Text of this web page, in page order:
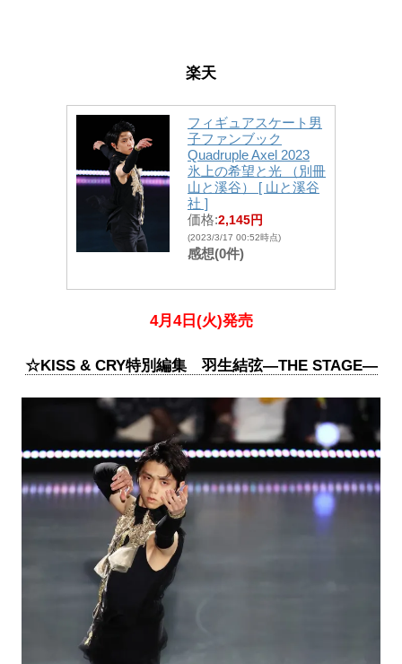
楽天
フィギュアスケート男
子ファンブック
Quadruple Axel 2023
氷上の希望と光 （別冊
山と溪谷） [ 山と溪谷
社 ]
価格:2,145円
(2023/3/17 00:52時点)
感想(0件)
4月4日(火)発売
☆KISS & CRY特別編集 羽生結弦―THE STAGE―